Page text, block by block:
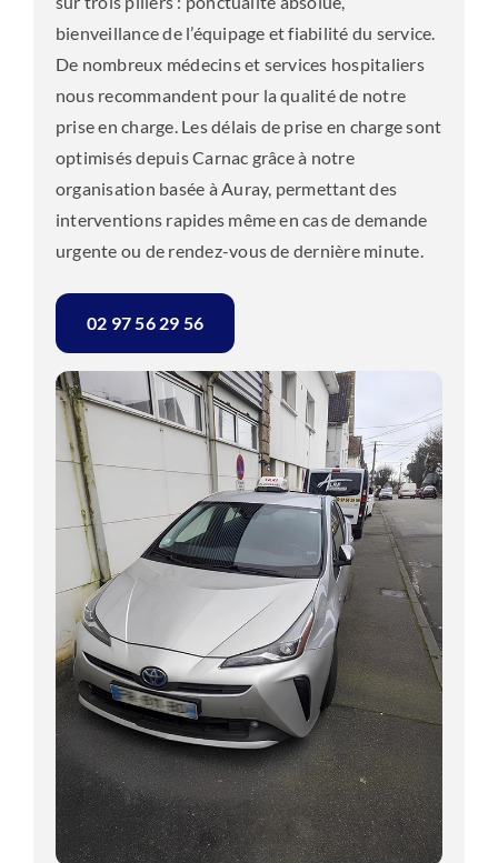
bienveillance de l’équipage et fiabilité du service.
De nombreux médecins et services hospitaliers
nous recommandent pour la qualité de notre
prise en charge. Les délais de prise en charge sont
optimisés depuis Carnac grâce à notre
organisation basée à Auray, permettant des
interventions rapides même en cas de demande
urgente ou de rendez-vous de dernière minute.
02 97 56 29 56